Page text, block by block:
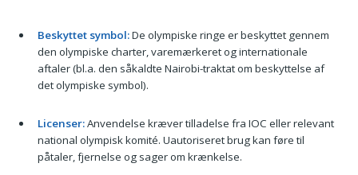
Beskyttet symbol:De olympiske ringe er beskyttet gennem
den olympiske charter, varemærkeret og internationale
aftaler (bl.a. den såkaldte Nairobi-traktat om beskyttelse af
det olympiske symbol).
Licenser:Anvendelse kræver tilladelse fra IOC eller relevant
national olympisk komité. Uautoriseret brug kan føre til
påtaler, fjernelse og sager om krænkelse.